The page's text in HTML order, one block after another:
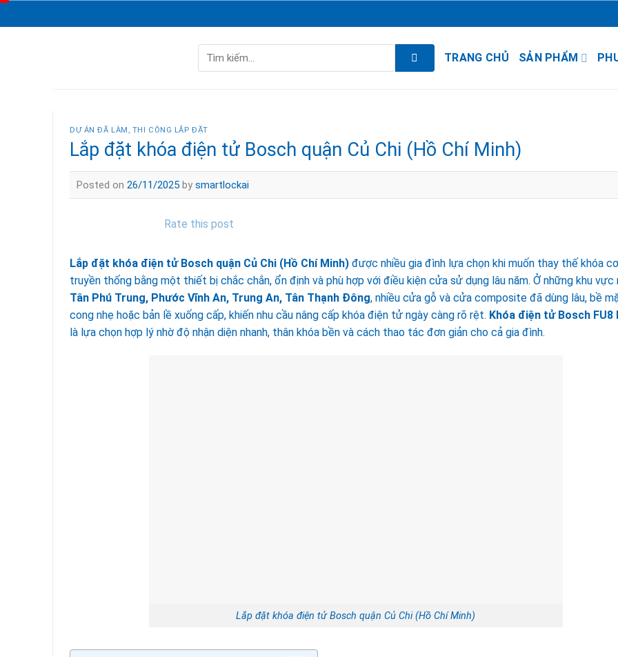
to
kiếm:
TRANG CHỦ SẢN PHẨM
DỰ ÁN ĐÃ LÀM , THI CÔNG LẮP ĐẶT
Lắp đặt khóa điện tử Bosch quận Củ Chi (Hồ Chí Minh)
Posted on 26/11/2025 by smartlockai
Rate this post
Lắp đặt khóa điện tử Bosch quận Củ Chi (Hồ Chí Minh) được nhiều gia đình lựa chọn khi muốn thay thế khóa cơ
truyền thống bằng một thiết bị chắc chắn, ổn định và phù hợp với điều kiện cửa sử dụng lâu năm. Ở những khu vực
Tân Phú Trung, Phước Vĩnh An, Trung An, Tân Thạnh Đông, nhiều cửa gỗ và cửa composite đã dùng lâu, bề
cong nhẹ hoặc bản lề xuống cấp, khiến nhu cầu nâng cấp khóa điện tử ngày càng rõ rệt. Khóa điện tử Bosch FU8
là lựa chọn hợp lý nhờ độ nhận diện nhanh, thân khóa bền và cách thao tác đơn giản cho cả gia đình.
Lắp đặt khóa điện tử Bosch quận Củ Chi (Hồ Chí Minh)